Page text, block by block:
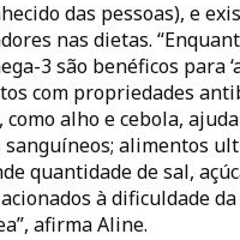
das pessoas), e
nas dietas.
3 são benéficos para
com propriedades
como alho e cebola,
sanguíneos; alimentos
quantidade de sal,
à dificuldade
afirma Aline.